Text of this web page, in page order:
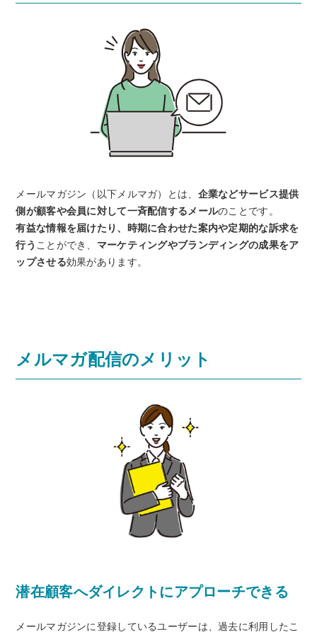
メールマガジン（以下メルマガ）とは、 企業などサービス提供
側が顧客や会員に対して一斉配信するメールのことです。
有益な情報を届けたり、時期に合わせた案内や定期的な訴求を
行う ことができ、 マーケティングやブランディングの成果をア
ップさせる効果があります。
メルマガ配信のメリット
潜在顧客へダイレクトにアプローチできる
メールマガジンに登録しているユーザーは、過去に利用したこ